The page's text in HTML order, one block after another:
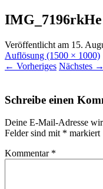
IMG_7196rkHe
Veröffentlicht am 15.
Auflösung (1500 × 1000)
← Vorheriges Nächstes →
Schreibe einen
Deine E-Mail-Adresse
Felder sind mit * markiert
Kommentar *